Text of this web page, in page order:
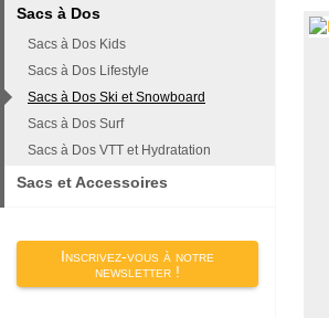
Sacs à Dos
Sacs à Dos Kids
Sacs à Dos Lifestyle
Sacs à Dos Ski et Snowboard
Sacs à Dos Surf
Sacs à Dos VTT et Hydratation
Sacs et Accessoires
Inscrivez-vous à notre
newsletter !